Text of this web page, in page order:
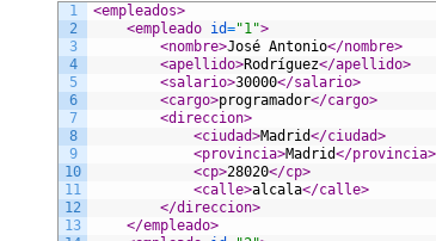
1
2
3
4
5
6
7
8
9
10
11
12
13
<empleados>
<empleado id="1">
<nombre>José Antonio</nombre>
<apellido>Rodríguez</apellido>
<salario>30000</salario>
<cargo>programador</cargo>
<direccion>
<ciudad>Madrid</ciudad>
<provincia>Madrid</provincia>
<cp>28020</cp>
<calle>alcala</calle>
</direccion>
</empleado>